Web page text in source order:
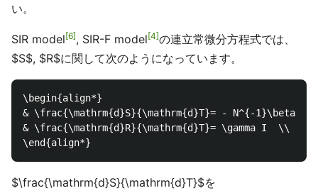
い。
SIR model 6 , SIR-F model 4 の連立常微分方程式では、
$S$, $R$に関して次のようになっています。
\begin{align*}
& \frac{\mathrm{d}S}{\mathrm{d}T}= - N^{-1}\beta
& \frac{\mathrm{d}R}{\mathrm{d}T}= \gamma I  \\
$\frac{\mathrm{d}S}{\mathrm{d}T}$を